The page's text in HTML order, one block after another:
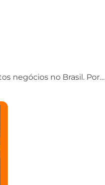
negócios no Brasil. Por…